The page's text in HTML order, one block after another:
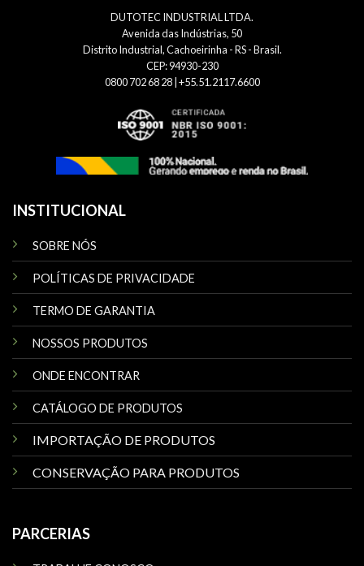
DUTOTEC INDUSTRIAL LTDA.
Avenida das Indústrias, 50
Distrito Industrial, Cachoeirinha - RS - Brasil.
CEP: 94930-230
0800 702 68 28 | +55.51.2117.6600
INSTITUCIONAL
SOBRE NÓS
POLÍTICAS DE PRIVACIDADE
TERMO DE GARANTIA
NOSSOS PRODUTOS
ONDE ENCONTRAR
CATÁLOGO DE PRODUTOS
IMPORTAÇÃO DE PRODUTOS
CONSERVAÇÃO PARA PRODUTOS
PARCERIAS